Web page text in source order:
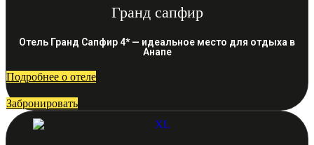
Гранд сапфир
Отель Гранд Сапфир 4* — идеальное место для отдыха в
Анапе
Подробнее о отеле
Забронировать